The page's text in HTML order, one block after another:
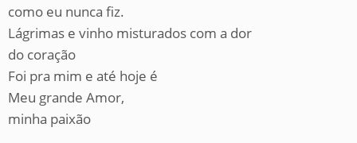
como eu nunca fiz.
Lágrimas e vinho misturados com a dor
do coração
Foi pra mim e até hoje é
Meu grande Amor,
minha paixão